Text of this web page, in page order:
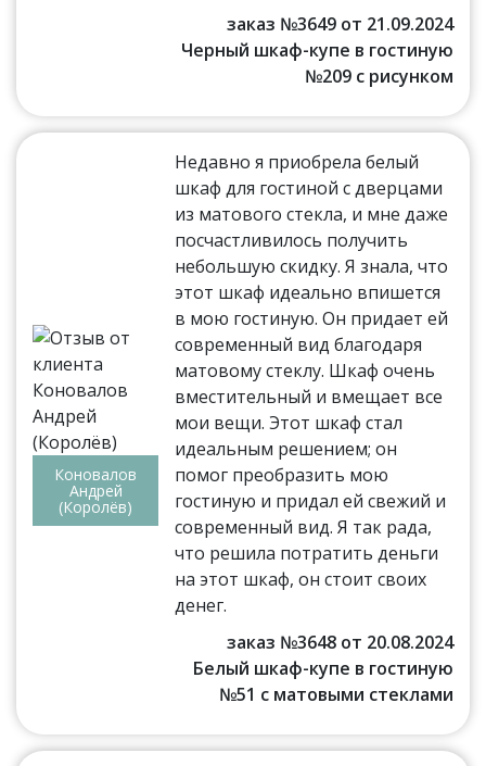
заказ №3649 от 21.09.2024
Черный шкаф-купе в гостиную
№209 с рисунком
Коновалов
Андрей
(Королёв)
Недавно я приобрела белый
шкаф для гостиной с дверцами
из матового стекла, и мне даже
посчастливилось получить
небольшую скидку. Я знала, что
этот шкаф идеально впишется
в мою гостиную. Он придает ей
современный вид благодаря
матовому стеклу. Шкаф очень
вместительный и вмещает все
мои вещи. Этот шкаф стал
идеальным решением; он
помог преобразить мою
гостиную и придал ей свежий и
современный вид. Я так рада,
что решила потратить деньги
на этот шкаф, он стоит своих
денег.
заказ №3648 от 20.08.2024
Белый шкаф-купе в гостиную
№51 с матовыми стеклами